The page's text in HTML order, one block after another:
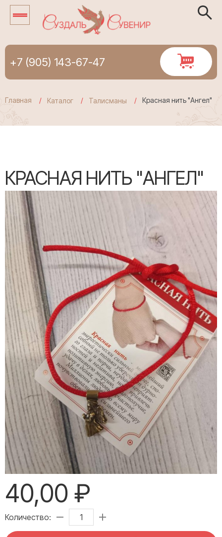
+7 (905) 143-67-47
Главная Каталог Талисманы Красная нить "Ангел"
КРАСНАЯ НИТЬ "АНГЕЛ"
40,00 ₽
Количество: